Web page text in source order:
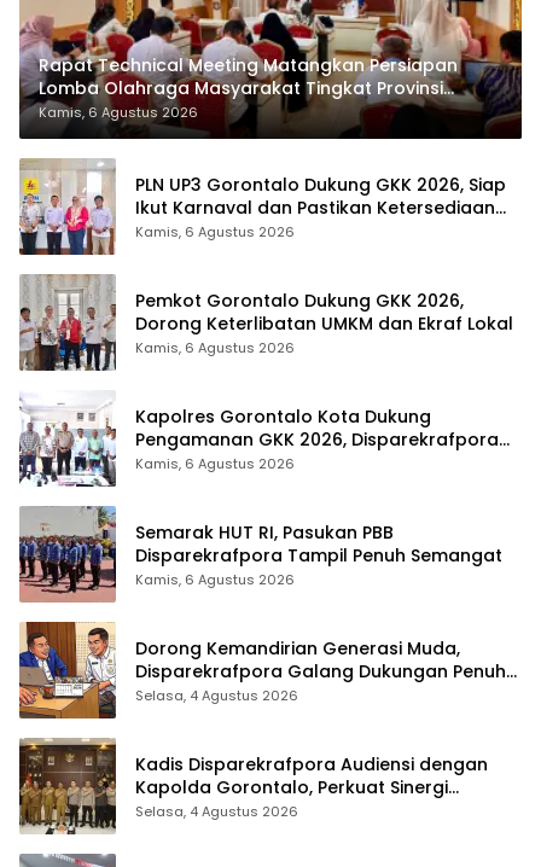
Rapat Technical Meeting Matangkan Persiapan
Lomba Olahraga Masyarakat Tingkat Provinsi
Gorontalo
Kamis, 6 Agustus 2026
PLN UP3 Gorontalo Dukung GKK 2026, Siap
Ikut Karnaval dan Pastikan Ketersediaan
Listrik
Kamis, 6 Agustus 2026
Pemkot Gorontalo Dukung GKK 2026,
Dorong Keterlibatan UMKM dan Ekraf Lokal
Kamis, 6 Agustus 2026
Kapolres Gorontalo Kota Dukung
Pengamanan GKK 2026, Disparekrafpora
Perkuat Sinergi Lintas Sektor
Kamis, 6 Agustus 2026
Semarak HUT RI, Pasukan PBB
Disparekrafpora Tampil Penuh Semangat
Kamis, 6 Agustus 2026
Dorong Kemandirian Generasi Muda,
Disparekrafpora Galang Dukungan Penuh
Para Aleg Deprov
Selasa, 4 Agustus 2026
Kadis Disparekrafpora Audiensi dengan
Kapolda Gorontalo, Perkuat Sinergi
Sukseskan Gorontalo Karnaval Karawo
Selasa, 4 Agustus 2026